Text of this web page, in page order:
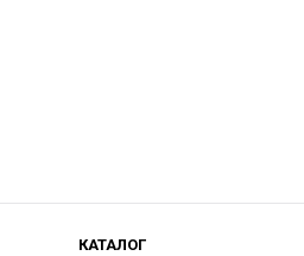
КАТАЛОГ